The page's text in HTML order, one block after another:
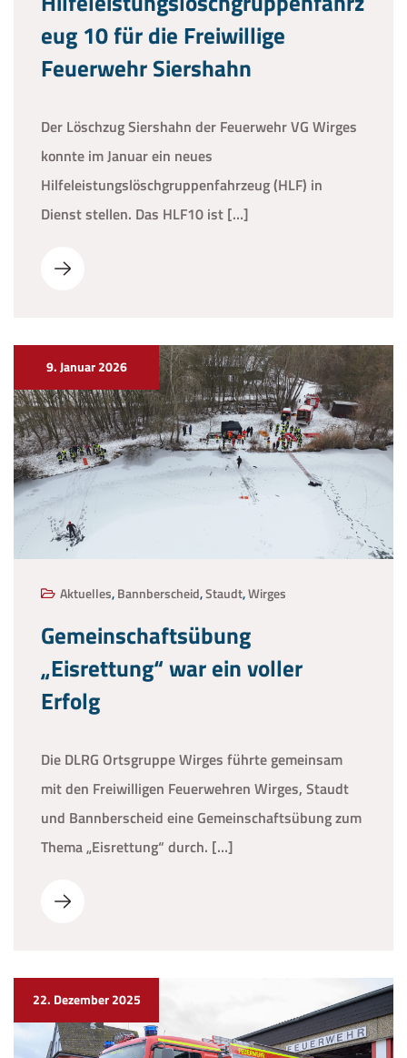
eug 10 für die Freiwillige
Feuerwehr Siershahn
Der Löschzug Siershahn der Feuerwehr VG Wirges
konnte im Januar ein neues
Hilfeleistungslöschgruppenfahrzeug (HLF) in
Dienst stellen. Das HLF10 ist […]
9. Januar 2026
Aktuelles,Bannberscheid,Staudt,Wirges
Gemeinschaftsübung
„Eisrettung“ war ein voller
Erfolg
Die DLRG Ortsgruppe Wirges führte gemeinsam
mit den Freiwilligen Feuerwehren Wirges, Staudt
und Bannberscheid eine Gemeinschaftsübung zum
Thema „Eisrettung“ durch. […]
22. Dezember 2025